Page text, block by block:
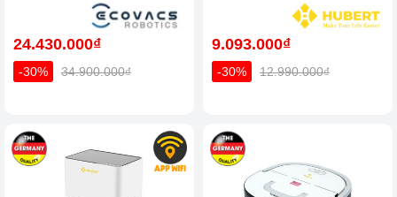
24.430.000₫
-30% 34.900.000₫
9.093.000₫
-30% 12.990.000₫